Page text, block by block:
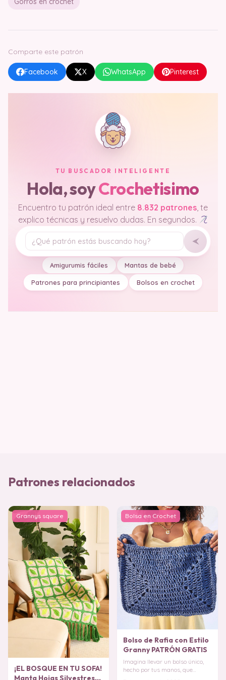
Comparte este patrón
Facebook X WhatsApp Pinterest
TU BUSCADOR INTELIGENTE
Hola, soyCrochetisimo
Encuentro tu patrón ideal entre 8.832 patrones, te
explico técnicas y resuelvo dudas. En segundos.
Tu pregunta
Amigurumis fáciles Mantas de bebé
Patrones para principiantes Bolsos en crochet
Patrones relacionados
Grannys square
¡EL BOSQUE EN TU SOFA!
Manta Hojas Silvestres
Bolsa en Crochet
Bolso de Rafia con Estilo
Granny PATRÓN GRATIS
Imagina llevar un bolso único,
hecho por tus manos, que